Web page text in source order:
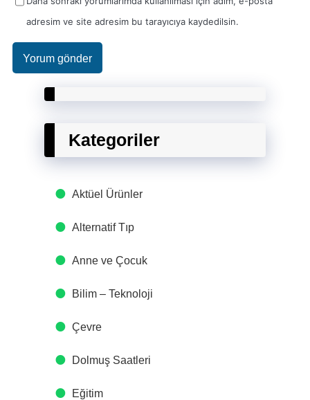
adresim ve site adresim bu tarayıcıya kaydedilsin.
Kategoriler
Aktüel Ürünler
Alternatif Tıp
Anne ve Çocuk
Bilim – Teknoloji
Çevre
Dolmuş Saatleri
Eğitim